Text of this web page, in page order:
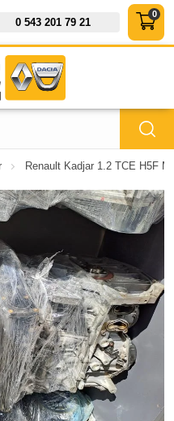
0 543 201 79 21
Renault Kadjar 1.2 TCE H5F